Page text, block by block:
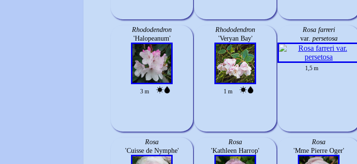
Rhododendron
'Halopeanum'
3 m
Rhododendron
'Veryan Bay'
1 m
Rosa farreri
var. persetosa
1,5 m
Rosa
'Cuisse de Nymphe'
Rosa
'Kathleen Harrop'
Rosa
'Mme Pierre Oger'